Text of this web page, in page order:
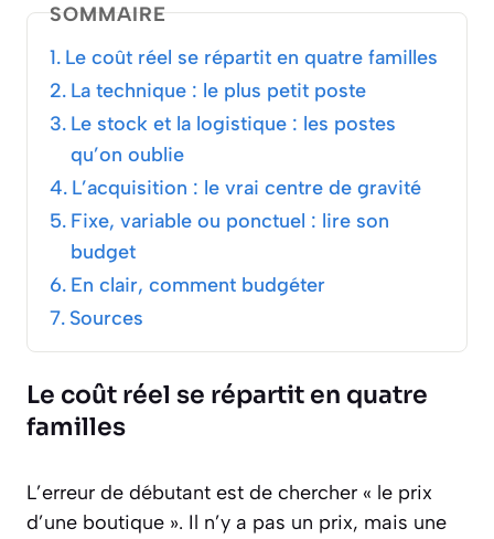
SOMMAIRE
Le coût réel se répartit en quatre familles
La technique : le plus petit poste
Le stock et la logistique : les postes
qu’on oublie
L’acquisition : le vrai centre de gravité
Fixe, variable ou ponctuel : lire son
budget
En clair, comment budgéter
Sources
Le coût réel se répartit en quatre
familles
L’erreur de débutant est de chercher « le prix
d’une boutique ». Il n’y a pas un prix, mais une